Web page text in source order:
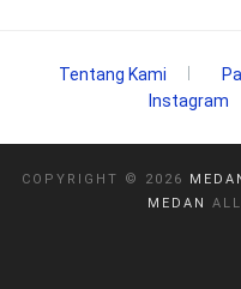
Tentang Kami
Instagram
COPYRIGHT © 2026
MEDAN